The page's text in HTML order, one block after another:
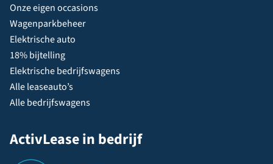
Onze eigen occasions
Wagenparkbeheer
Elektrische auto
18% bijtelling
Elektrische bedrijfswagens
Alle leaseauto’s
Alle bedrijfswagens
ActivLease in bedrijf